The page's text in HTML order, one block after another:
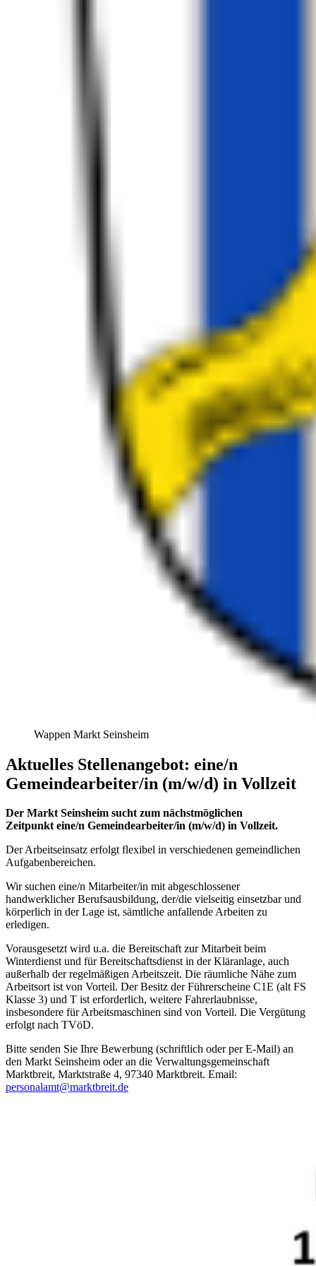
Wappen Markt Seinsheim
Aktuelles Stellenangebot: eine/n
Gemeindearbeiter/in (m/w/d) in Vollzeit
Der Markt Seinsheim sucht zum nächstmöglichen
Zeitpunkteine/n Gemeindearbeiter/in (m/w/d) in Vollzeit.
Der Arbeitseinsatz erfolgt flexibel in verschiedenen gemeindlichen
Aufgabenbereichen.
Wir suchen eine/n Mitarbeiter/in mit abgeschlossener
handwerklicher Berufsausbildung, der/die vielseitig einsetzbar und
körperlich in der Lage ist, sämtliche anfallende Arbeiten zu
erledigen.
Vorausgesetzt wird u.a. die Bereitschaft zur Mitarbeit beim
Winterdienst und für Bereitschaftsdienst in der Kläranlage, auch
außerhalb der regelmäßigen Arbeitszeit. Die räumliche Nähe zum
Arbeitsort ist von Vorteil. Der Besitz der Führerscheine C1E (alt FS
Klasse 3) und T ist erforderlich, weitere Fahrerlaubnisse,
insbesondere für Arbeitsmaschinen sind von Vorteil. Die Vergütung
erfolgt nach TVöD.
Bitte senden Sie Ihre Bewerbung (schriftlich oder per E-Mail) an
den Markt Seinsheim oder an die Verwaltungsgemeinschaft
Marktbreit, Marktstraße 4, 97340 Marktbreit. Email:
personalamt@marktbreit.de